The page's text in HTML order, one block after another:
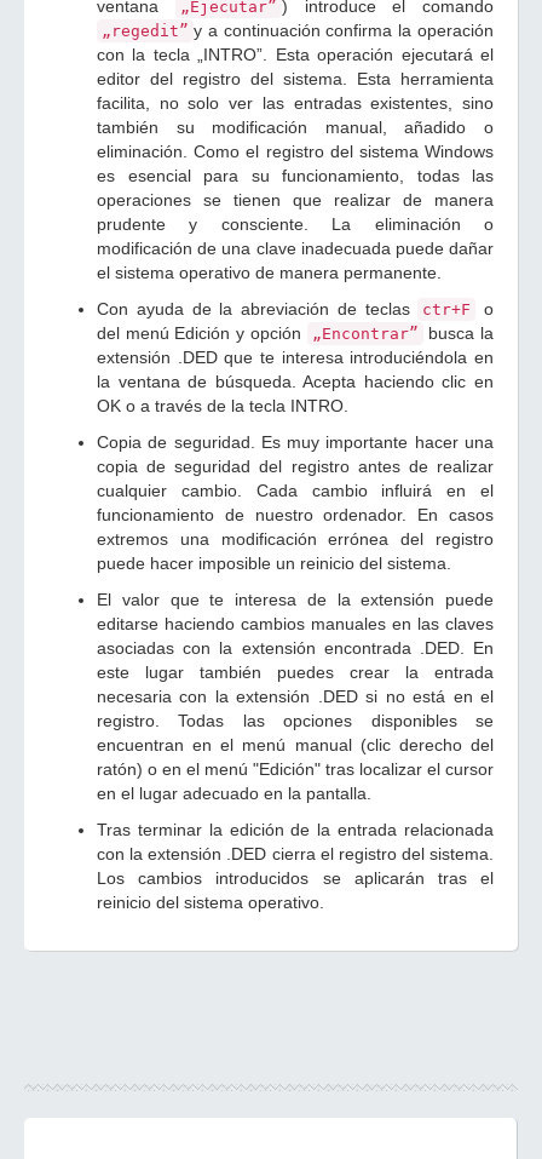
ventana „Ejecutar” ) introduce el comando
„regedit” y a continuación confirma la operación
con la tecla „INTRO”. Esta operación ejecutará el
editor del registro del sistema. Esta herramienta
facilita, no solo ver las entradas existentes, sino
también su modificación manual, añadido o
eliminación. Como el registro del sistema Windows
es esencial para su funcionamiento, todas las
operaciones se tienen que realizar de manera
prudente y consciente. La eliminación o
modificación de una clave inadecuada puede dañar
el sistema operativo de manera permanente.
Con ayuda de la abreviación de teclas
ctr+F
o
del menú Edición y opción
„Encontrar”
busca la
extensión .DED que te interesa introduciéndola en
la ventana de búsqueda. Acepta haciendo clic en
OK o a través de la tecla INTRO.
Copia de seguridad. Es muy importante hacer una
copia de seguridad del registro antes de realizar
cualquier cambio. Cada cambio influirá en el
funcionamiento de nuestro ordenador. En casos
extremos una modificación errónea del registro
puede hacer imposible un reinicio del sistema.
El valor que te interesa de la extensión puede
editarse haciendo cambios manuales en las claves
asociadas con la extensión encontrada .DED. En
este lugar también puedes crear la entrada
necesaria con la extensión .DED si no está en el
registro. Todas las opciones disponibles se
encuentran en el menú manual (clic derecho del
ratón) o en el menú "Edición" tras localizar el cursor
en el lugar adecuado en la pantalla.
Tras terminar la edición de la entrada relacionada
con la extensión .DED cierra el registro del sistema.
Los cambios introducidos se aplicarán tras el
reinicio del sistema operativo.